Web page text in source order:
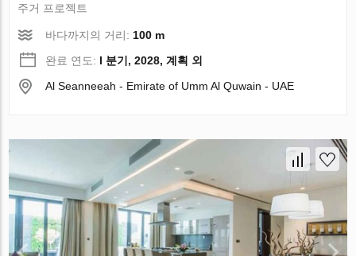
주거 프로젝트
바다까지의 거리: 100 m
완료 연도: I 분기, 2028, 계획 외
Al Seanneeah - Emirate of Umm Al Quwain - UAE